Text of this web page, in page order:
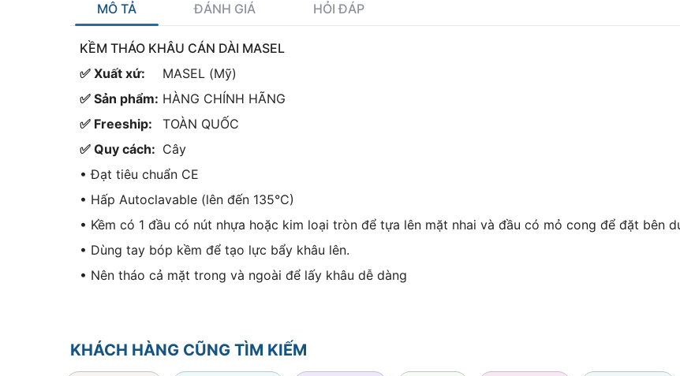
MÔ TẢ ĐÁNH GIÁ HỎI ĐÁP
KỀM THÁO KHÂU CÁN DÀI MASEL
✅ Xuất xứ:
MASEL (Mỹ)
✅ Sản phẩm: HÀNG CHÍNH HÃNG
✅ Freeship:
TOÀN QUỐC
✅ Quy cách: Cây
• Đạt tiêu chuẩn CE
• Hấp Autoclavable (lên đến 135°C)
• Kềm có 1 đầu có nút nhựa hoặc kim loại tròn để tựa lên mặt nhai và đầu có mỏ cong để đặt bên
• Dùng tay bóp kềm để tạo lực bẩy khâu lên.
• Nên tháo cả mặt trong và ngoài để lấy khâu dễ dàng
KHÁCH HÀNG CŨNG TÌM KIẾM